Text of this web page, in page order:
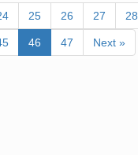
25 26 27 28
46 47 Next »